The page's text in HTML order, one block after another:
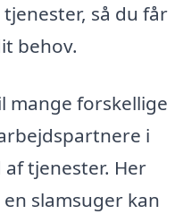
så du får
behov.
mange forskellige
i
tjenester. Her
slamsuger kan